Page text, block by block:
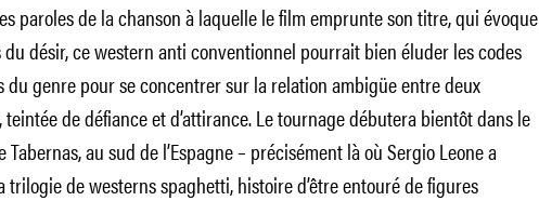
paroles de la chanson à laquelle le film emprunte son titre, qui évoque
du désir, ce western anti conventionnel pourrait bien éluder les codes
du genre pour se concentrer sur la relation ambigüe entre deux
teintée de défiance et d’attirance. Le tournage débutera bientôt dans le
Tabernas, au sud de l’Espagne – précisément là où Sergio Leone a
trilogie de westerns spaghetti, histoire d’être entouré de figures